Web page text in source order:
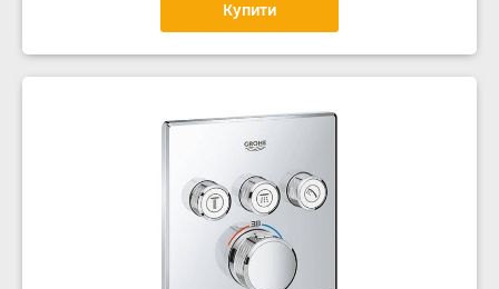
Купити